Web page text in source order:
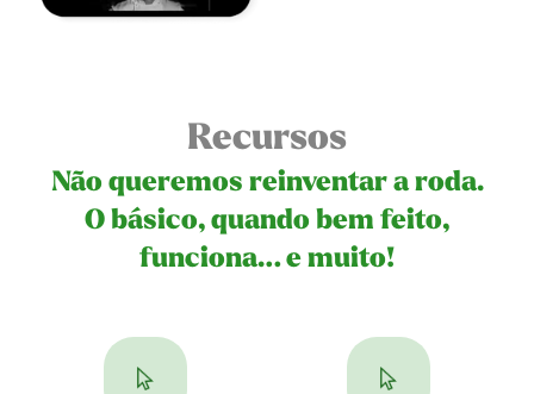
Recursos
Não queremos reinventar a roda.
O básico, quando bem feito,
funciona… e muito!